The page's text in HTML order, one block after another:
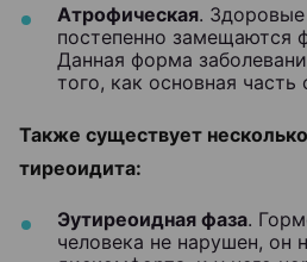
Атрофическая.
постепенно замещаются
Данная форма
того, как основная часть
Также существует
тиреоидита:
Эутиреоидная фаза.
человека не нарушен, он